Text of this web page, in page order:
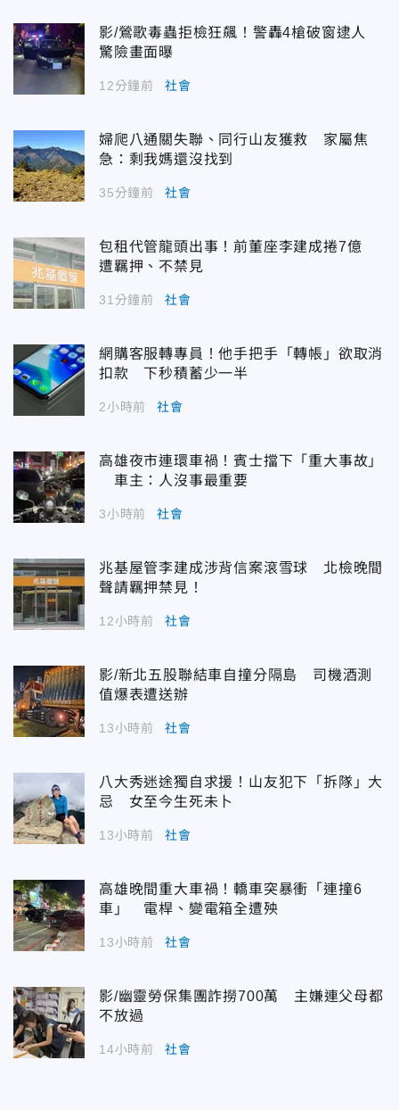
影/鶯歌毒蟲拒檢狂飆！警轟4槍破窗逮人
驚險畫面曝
12分鐘前 社會
婦爬八通關失聯、同行山友獲救 家屬焦
急：剩我媽還沒找到
35分鐘前 社會
包租代管龍頭出事！前董座李建成捲7億
遭羈押、不禁見
31分鐘前 社會
網購客服轉專員！他手把手「轉帳」欲取消
扣款 下秒積蓄少一半
2小時前 社會
高雄夜市連環車禍！賓士擋下「重大事故」
車主：人沒事最重要
3小時前 社會
兆基屋管李建成涉背信案滾雪球 北檢晚間
聲請羈押禁見！
12小時前 社會
影/新北五股聯結車自撞分隔島 司機酒測
值爆表遭送辦
13小時前 社會
八大秀迷途獨自求援！山友犯下「拆隊」大
忌 女至今生死未卜
13小時前 社會
高雄晚間重大車禍！轎車突暴衝「連撞6
車」 電桿、變電箱全遭殃
13小時前 社會
影/幽靈勞保集團詐撈700萬 主嫌連父母都
不放過
14小時前 社會